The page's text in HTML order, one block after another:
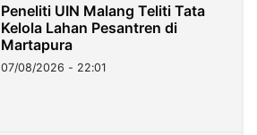
Peneliti UIN Malang Teliti Tata
Kelola Lahan Pesantren di
Martapura
07/08/2026 - 22:01